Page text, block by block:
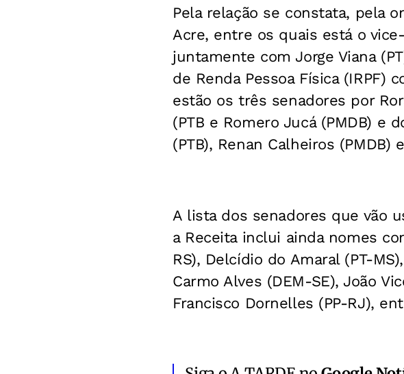
Pela relação se constata, pela
Acre, entre os quais está o
juntamente com Jorge Viana
de Renda Pessoa Física (IRPF)
estão os três senadores por
(PTB e Romero Jucá (PMDB) e
(PTB), Renan Calheiros (PMDB)
A lista dos senadores que vão
a Receita inclui ainda nomes
RS), Delcídio do Amaral (PT-
Carmo Alves (DEM-SE), João
Francisco Dornelles (PP-RJ),